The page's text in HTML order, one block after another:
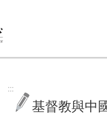
:::
基督教與中